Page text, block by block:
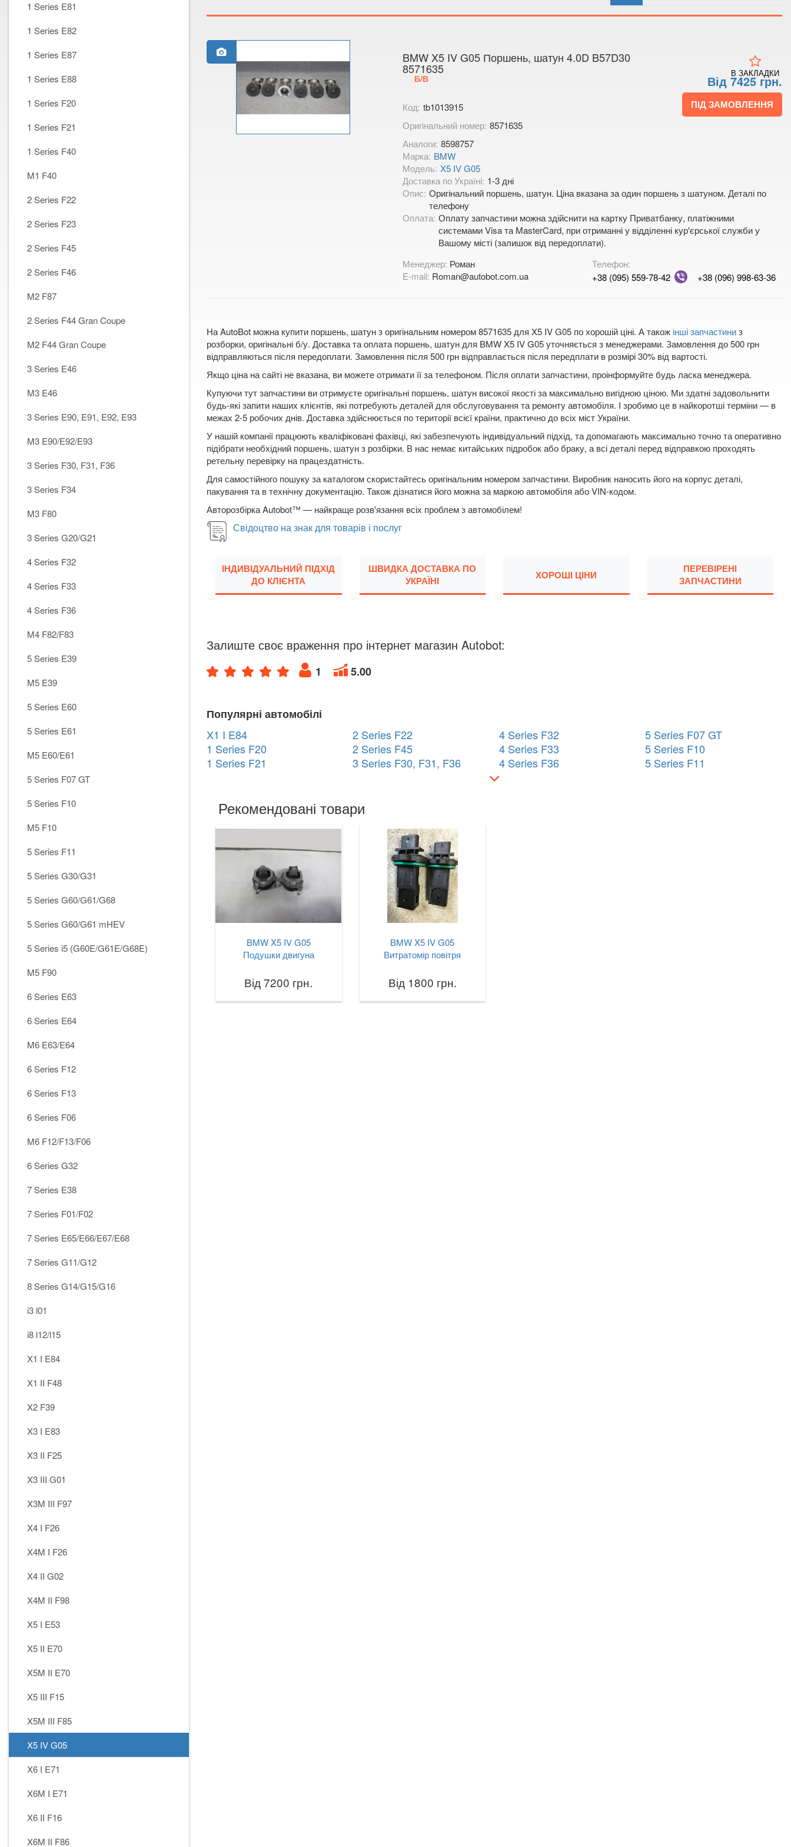
1 Series E81
1 Series E82
1 Series E87
1 Series E88
1 Series F20
1 Series F21
1 Series F40
M1 F40
2 Series F22
2 Series F23
2 Series F45
2 Series F46
M2 F87
2 Series F44 Gran Coupe
M2 F44 Gran Coupe
3 Series E46
M3 E46
3 Series E90, E91, E92, E93
M3 E90/E92/E93
3 Series F30, F31, F36
3 Series F34
M3 F80
3 Series G20/G21
4 Series F32
4 Series F33
4 Series F36
M4 F82/F83
5 Series E39
M5 E39
5 Series E60
5 Series E61
M5 E60/E61
5 Series F07 GT
5 Series F10
M5 F10
5 Series F11
5 Series G30/G31
5 Series G60/G61/G68
5 Series G60/G61 mHEV
5 Series i5 (G60E/G61E/G68E)
M5 F90
6 Series E63
6 Series E64
M6 E63/E64
6 Series F12
6 Series F13
6 Series F06
M6 F12/F13/F06
6 Series G32
7 Series E38
7 Series F01/F02
7 Series E65/E66/E67/E68
7 Series G11/G12
8 Series G14/G15/G16
i3 l01
i8 l12/l15
X1 I E84
X1 II F48
X2 F39
X3 I E83
X3 II F25
X3 III G01
X3M III F97
X4 I F26
X4M I F26
X4 II G02
X4M II F98
X5 I E53
X5 II E70
X5M II E70
X5 III F15
X5M III F85
X5 IV G05
X6 I E71
X6M I E71
X6 II F16
X6M II F86
BMW X5 IV G05 Поршень, шатун 4.0D B57D30
8571635
Б/В Від 7425 грн.
ПІД ЗАМОВЛЕННЯ
В ЗАКЛАДКИ
Код: tb1013915
Оригінальний номер: 8571635
Аналоги: 8598757
Марка: BMW
Модель: X5 IV G05
Доставка по Україні: 1-3 дні
Опис: Оригінальний поршень, шатун. Ціна вказана за один поршень з шатуном. Деталі по
телефону
Оплата: Оплату запчастини можна здійснити на картку Приватбанку, платіжними
системами Visa та MasterCard, при отриманні у відділенні кур'єрської служби у
Вашому місті (залишок від передоплати).
Менеджер: Роман
E-mail: Roman@autobot.com.ua
Телефон:
+38 (095) 559-78-42
+38 (096) 998-63-36
На AutoBot можна купити поршень, шатун з оригінальним номером 8571635 для X5 IV G05 по хорошій ціні. А також інші запчастиниз
розборки, оригінальні б/у. Доставка та оплата поршень, шатун для BMW X5 IV G05 уточняється з менеджерами. Замовлення до 500 грн
відправляються після передоплати. Замовлення після 500 грн відправлається після передплати в розмірі 30% від вартості.
Якщо ціна на сайті не вказана, ви можете отримати її за телефоном. Після оплати запчастини, проінформуйте будь ласка менеджера.
Купуючи тут запчастини ви отримуєте оригінальні поршень, шатун високої якості за максимально вигідною ціною. Ми здатні задовольнити
будь-які запити наших клієнтів, які потребують деталей для обслуговування та ремонту автомобіля. І зробимо це в найкоротші терміни — в
межах 2-5 робочих днів. Доставка здійснюється по території всієї країни, практично до всіх міст України.
У нашій компанії працюють кваліфіковані фахівці, які забезпечують індивідуальний підхід, та допомагають максимально точно та оперативно
підібрати необхідний поршень, шатун з розбірки. В нас немає китайських підробок або браку, а всі деталі перед відправкою проходять
ретельну перевірку на працездатність.
Для самостійного пошуку за каталогом скористайтесь оригінальним номером запчастини. Виробник наносить його на корпус деталі,
пакування та в технічну документацію. Також дізнатися його можна за маркою автомобіля або VIN-кодом.
Авторозбірка Autobot™ — найкраще розв'язання всіх проблем з автомобілем!
Свідоцтво на знак для товарів і послуг
ІНДИВІДУАЛЬНИЙ ПІДХІД
ДО КЛІЄНТА
ШВИДКА ДОСТАВКА ПО
УКРАЇНІ
ХОРОШІ ЦІНИ
ПЕРЕВІРЕНІ
ЗАПЧАСТИНИ
Залиште своє враження про інтернет магазин Autobot:
1 5.00
Популярні автомобілі
X1 I E84
1 Series F20
1 Series F21
2 Series F22
2 Series F45
3 Series F30, F31, F36
4 Series F32
4 Series F33
4 Series F36
5 Series F07 GT
5 Series F10
5 Series F11
Показати на мапі
Рекомендовані товари
BMW X5 IV G05
Подушки двигуна
Від 7200 грн.
BMW X5 IV G05
Витратомір повітря
Від 1800 грн.